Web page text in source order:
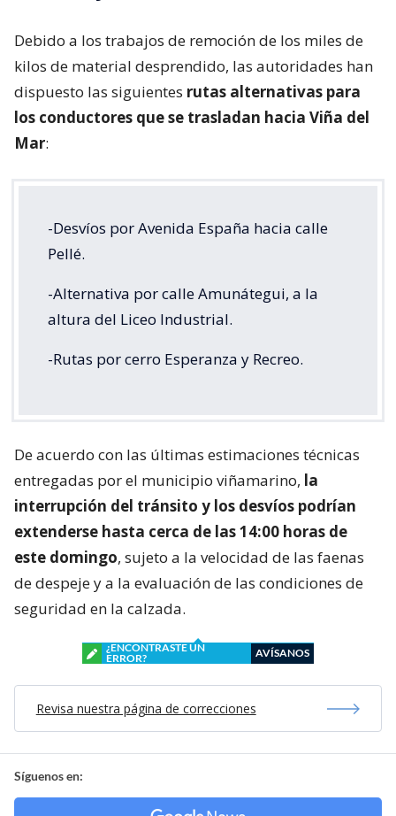
Debido a los trabajos de remoción de los miles de
kilos de material desprendido, las autoridades han
dispuesto las siguientes rutas alternativas para
los conductores que se trasladan hacia Viña del
Mar:
-Desvíos por Avenida España hacia calle
Pellé.
-Alternativa por calle Amunátegui, a la
altura del Liceo Industrial.
-Rutas por cerro Esperanza y Recreo.
De acuerdo con las últimas estimaciones técnicas
entregadas por el municipio viñamarino, la
interrupción del tránsito y los desvíos podrían
extenderse hasta cerca de las 14:00 horas de
este domingo, sujeto a la velocidad de las faenas
de despeje y a la evaluación de las condiciones de
seguridad en la calzada.
¿ENCONTRASTE UN
ERROR?
AVÍSANOS
Revisa nuestra página de correcciones
Síguenos en: